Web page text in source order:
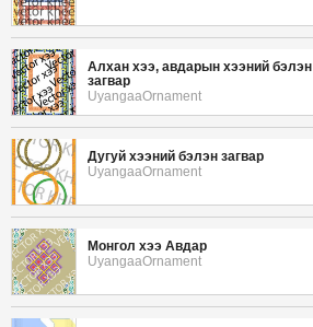
Алхан хээ, авдарын хээний бэлэн
загвар
UyangaaOrnament
Дугуй хээний бэлэн загвар
UyangaaOrnament
Монгол хээ Авдар
UyangaaOrnament